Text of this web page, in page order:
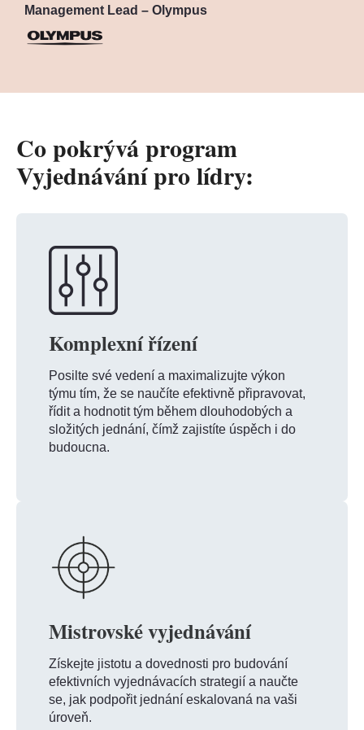
Management Lead – Olympus
Co pokrývá program
Vyjednávání pro lídry:
Komplexní řízení
Posilte své vedení a maximalizujte výkon
týmu tím, že se naučíte efektivně připravovat,
řídit a hodnotit tým během dlouhodobých a
složitých jednání, čímž zajistíte úspěch i do
budoucna.
Mistrovské vyjednávání
Získejte jistotu a dovednosti pro budování
efektivních vyjednávacích strategií a naučte
se, jak podpořit jednání eskalovaná na vaši
úroveň.